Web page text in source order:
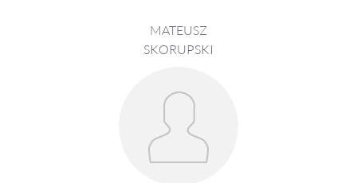
MATEUSZ
SKORUPSKI